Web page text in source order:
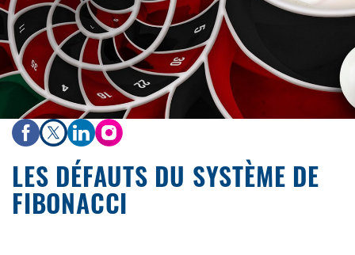
LES DÉFAUTS DU SYSTÈME DE
FIBONACCI